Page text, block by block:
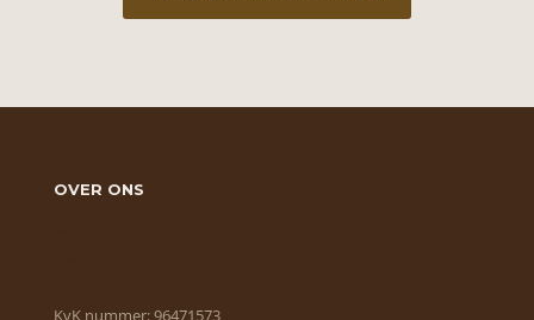
OVER ONS
KvK nummer: 96471573